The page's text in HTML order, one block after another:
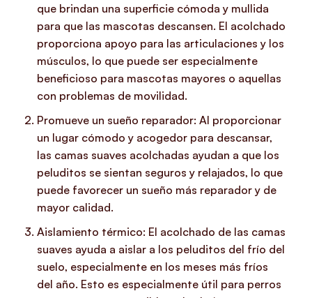
que brindan una superficie cómoda y mullida
para que las mascotas descansen. El acolchado
proporciona apoyo para las articulaciones y los
músculos, lo que puede ser especialmente
beneficioso para mascotas mayores o aquellas
con problemas de movilidad.
Promueve un sueño reparador: Al proporcionar
un lugar cómodo y acogedor para descansar,
las camas suaves acolchadas ayudan a que los
peluditos se sientan seguros y relajados, lo que
puede favorecer un sueño más reparador y de
mayor calidad.
Aislamiento térmico: El acolchado de las camas
suaves ayuda a aislar a los peluditos del frío del
suelo, especialmente en los meses más fríos
del año. Esto es especialmente útil para perros